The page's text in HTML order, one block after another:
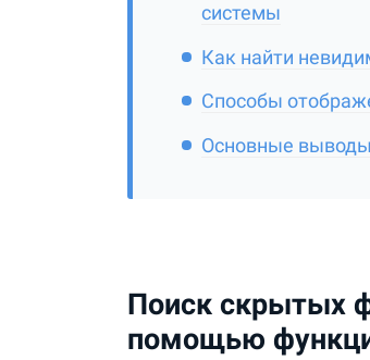
системы
Как найти
Способы
Основные выводы
Поиск скрытых
помощью